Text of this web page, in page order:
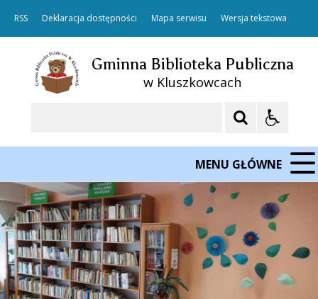
RSS Deklaracja dostępności Mapa serwisu Wersja tekstowa
Gminna Biblioteka Publiczna
w Kluszkowcach
MENU GŁÓWNE